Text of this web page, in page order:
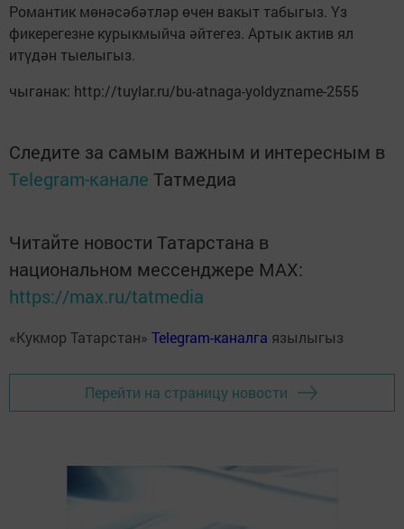
Романтик мөнәсәбәтләр өчен вакыт табыгыз. Үз
фикерегезне курыкмыйча әйтегез. Артык актив ял
итүдән тыелыгыз.
чыганак: http://tuylar.ru/bu-atnaga-yoldyzname-2555
Следите за самым важным и интересным в
Telegram-канале Татмедиа
Читайте новости Татарстана в
национальном мессенджере MАХ:
https://max.ru/tatmedia
«Кукмор Татарстан» Telegram-каналга язылыгыз
Перейти на страницу новости